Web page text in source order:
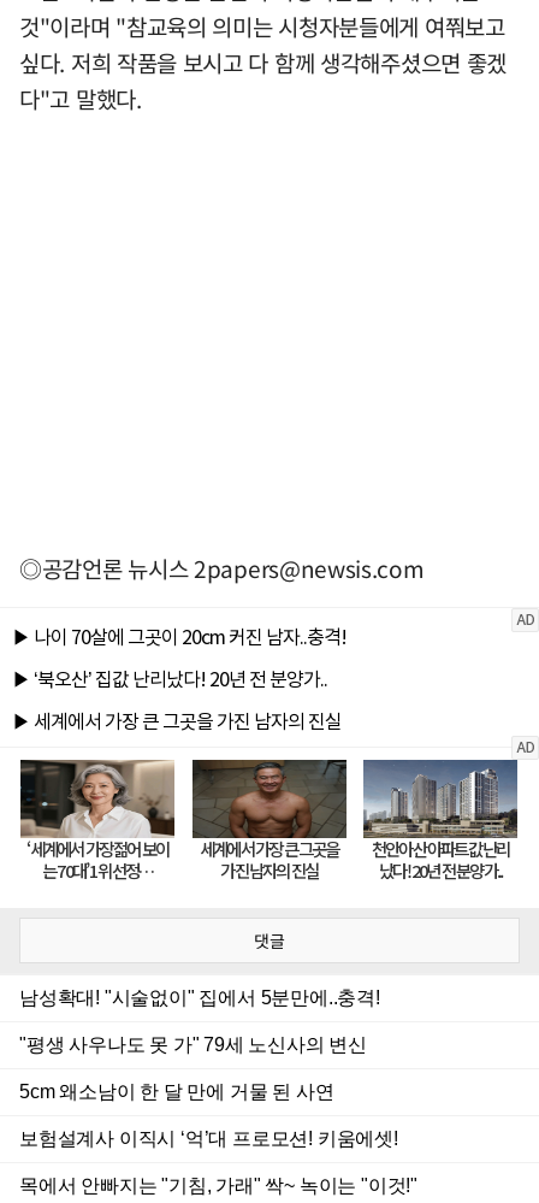
것"이라며 "참교육의 의미는 시청자분들에게 여쭤보고
싶다. 저희 작품을 보시고 다 함께 생각해주셨으면 좋겠
다"고 말했다.
◎공감언론 뉴시스2papers@newsis.com
댓글